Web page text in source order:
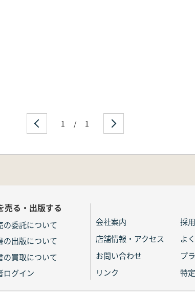
1 / 1
売る・出版する
の委託について
の出版について
の買取について
ログイン
会社案内
採
店舗情報・アクセス
よ
お問い合わせ
プ
リンク
特